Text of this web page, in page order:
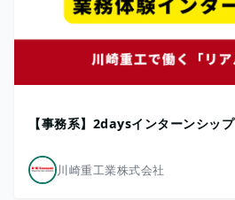
【事務系】2daysインターンシップ
川崎重工業株式会社